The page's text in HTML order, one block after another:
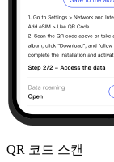
QR 코드 스캔